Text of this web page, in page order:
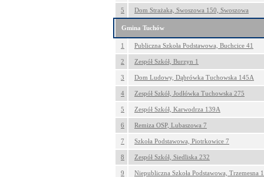
5 Dom Strażaka, Swoszowa 150, Swoszowa
Gmina Tuchów
1 Publiczna Szkoła Podstawowa, Buchcice 41
2 Zespół Szkół, Burzyn 1
3 Dom Ludowy, Dąbrówka Tuchowska 145A
4 Zespół Szkół, Jodłówka Tuchowska 275
5 Zespół Szkół, Karwodrza 139A
6 Remiza OSP, Lubaszowa 7
7 Szkoła Podstawowa, Piotrkowice 7
8 Zespół Szkół, Siedliska 232
9 Niepubliczna Szkoła Podstawowa, Trzemesna